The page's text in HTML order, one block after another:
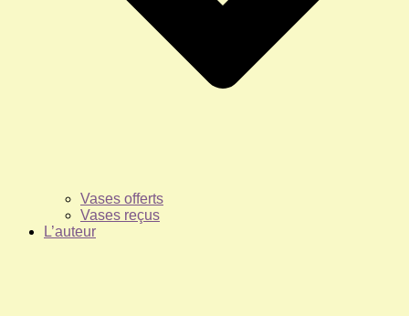
Vases offerts
Vases reçus
L’auteur